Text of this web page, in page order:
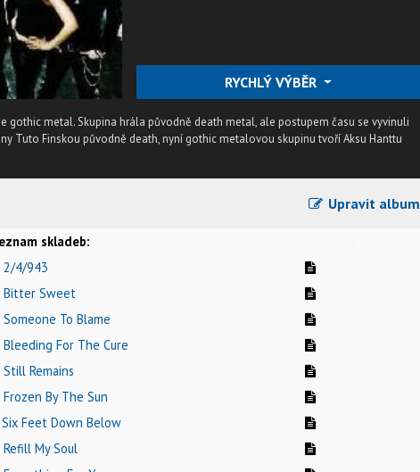
RYCHLÝ VÝBĚR
gothic metal. Skupina hrála původně death metal, ale postupem času se vyvinuli
Tuto Finskou původně death, nyní gothic metalovou skupinu tvoří Aksu Hanttu
Upravit album
skladeb:
2/4/943
Bitter Sweet
Someone To Blame
Bleeding For The Cure
Still Remains
Frozen By The Sun
Six Feet Down Below
Refill My Soul